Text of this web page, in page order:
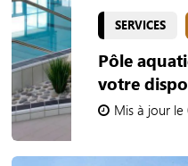
SERVICES
Pôle
votre
Mis à jour